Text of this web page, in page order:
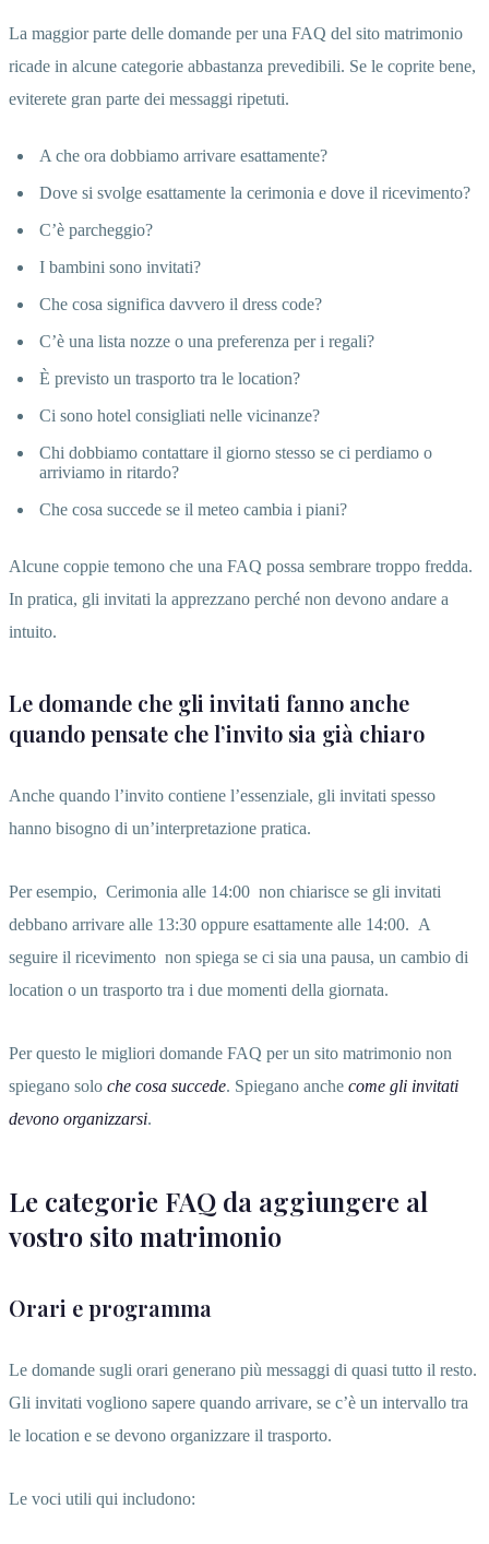
La maggior parte delle domande per una FAQ del sito matrimonio
ricade in alcune categorie abbastanza prevedibili. Se le coprite bene,
eviterete gran parte dei messaggi ripetuti.
A che ora dobbiamo arrivare esattamente?
Dove si svolge esattamente la cerimonia e dove il ricevimento?
C’è parcheggio?
I bambini sono invitati?
Che cosa significa davvero il dress code?
C’è una lista nozze o una preferenza per i regali?
È previsto un trasporto tra le location?
Ci sono hotel consigliati nelle vicinanze?
Chi dobbiamo contattare il giorno stesso se ci perdiamo o
arriviamo in ritardo?
Che cosa succede se il meteo cambia i piani?
Alcune coppie temono che una FAQ possa sembrare troppo fredda.
In pratica, gli invitati la apprezzano perché non devono andare a
intuito.
Le domande che gli invitati fanno anche
quando pensate che l’invito sia già chiaro
Anche quando l’invito contiene l’essenziale, gli invitati spesso
hanno bisogno di un’interpretazione pratica.
Per esempio, Cerimonia alle 14:00 non chiarisce se gli invitati
debbano arrivare alle 13:30 oppure esattamente alle 14:00. A
seguire il ricevimento non spiega se ci sia una pausa, un cambio di
location o un trasporto tra i due momenti della giornata.
Per questo le migliori domande FAQ per un sito matrimonio non
spiegano solo che cosa succede. Spiegano anche come gli invitati
devono organizzarsi.
Le categorie FAQ da aggiungere al
vostro sito matrimonio
Orari e programma
Le domande sugli orari generano più messaggi di quasi tutto il resto.
Gli invitati vogliono sapere quando arrivare, se c’è un intervallo tra
le location e se devono organizzare il trasporto.
Le voci utili qui includono: